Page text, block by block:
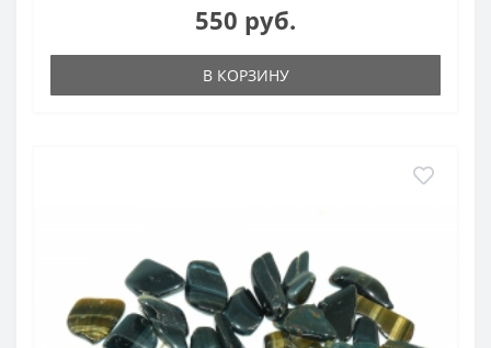
550 руб.
В КОРЗИНУ